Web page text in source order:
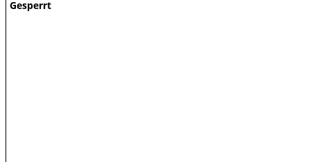
Gesperrt